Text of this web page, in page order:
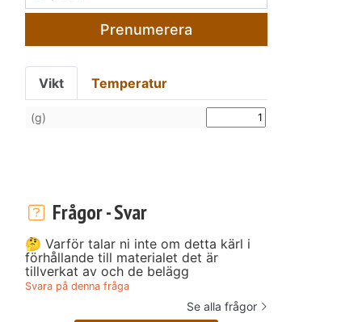
Prenumerera
Vikt Temperatur
(g)
Frågor - Svar
🤔 Varför talar ni inte om detta kärl i
förhållande till materialet det är
tillverkat av och de belägg
Svara på denna fråga
Se alla frågor